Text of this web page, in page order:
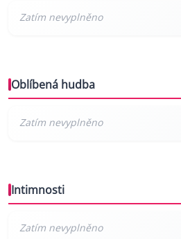
Oblíbená hudba
Intimnosti